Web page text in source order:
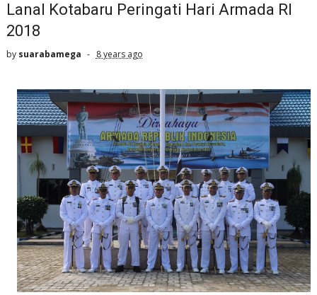
Lanal Kotabaru Peringati Hari Armada Rl
2018
by suarabamega 8 years ago